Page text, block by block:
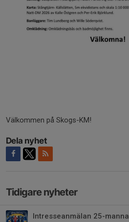
Välkommen på Skogs-KM!
Dela nyhet
Tidigare nyheter
Intresseanmälan 25-manna